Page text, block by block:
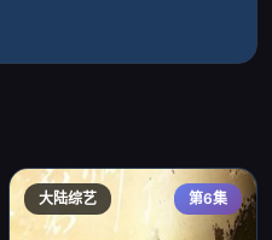
大陆综艺 第6集